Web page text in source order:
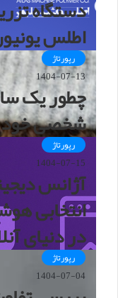
دستگاه
اطلس
رپورتاژ
1404-07-13
چطور یک
شخصی خود
رپورتاژ
1404-07-15
آژانس
انتخابی
در دنیای
رپورتاژ
1404-07-04